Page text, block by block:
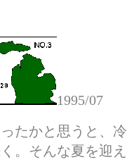
1995/07
たかと思うと、
。そんな夏を迎